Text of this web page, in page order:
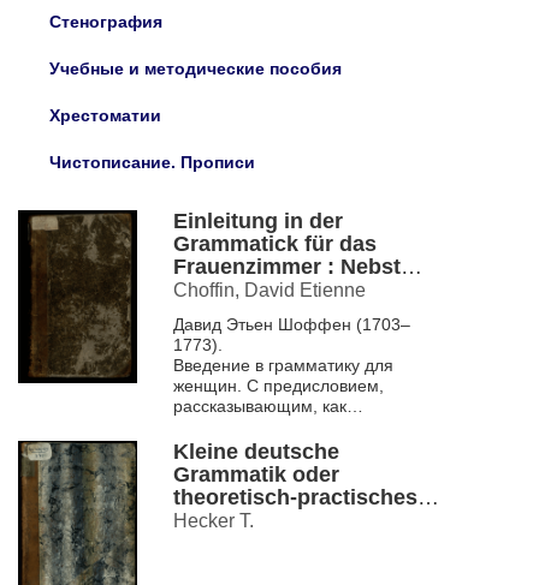
Стенография
Учебные и методические пособия
Хрестоматии
Чистописание. Прописи
Einleitung in der
Grammatick für das
Frauenzimmer : Nebst
einem Vorbericht wie
dieses Buch recht zu
gebrauchensen. Zum
grossen Nutzen und
Gebrauch für allerlen
Anfänger = Introduction A
: Avec Un Avant-Propos,
Où L'On Indique La Man
Choffin, David Etienne
Давид Этьен Шоффен (1703–
1773).
Введение в грамматику для
женщин. С предисловием,
рассказывающим, как
всех начинающих. – Берлин,
1775.
Kleine deutsche
Grammatik oder
theoretisch-practisches
Lehrbuch der deutschen
Hecker T.